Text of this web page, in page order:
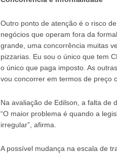
Outro ponto de atenção é o risco
negócios que operam fora da
grande, uma concorrência muitas
pizzarias. Eu sou o único que tem
o único que paga imposto. As
vou concorrer em termos de preço
Na avaliação de Edilson, a falta de
“O maior problema é quando a
irregular”, afirma.
A possível mudança na escala de